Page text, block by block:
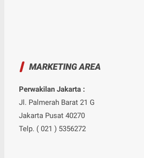
MARKETING AREA
Perwakilan Jakarta :
Jl. Palmerah Barat 21 G
Jakarta Pusat 40270
Telp. ( 021 ) 5356272